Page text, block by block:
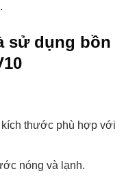
sử dụng bồn
thước phù hợp với
nóng và lạnh.